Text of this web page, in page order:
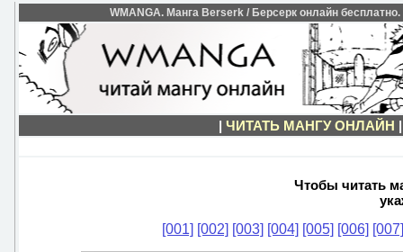
WMANGA. Манга Berserk / Берсерк онлайн
| ЧИТАТЬ МАНГУ ОНЛАЙН
Чтобы читать
[001] [002] [003] [004] [005] [006] [007]